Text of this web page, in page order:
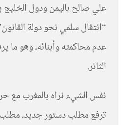
علي صالح باليمن ودول الخليج
“انتقال سلمي نحو دولة
عدم محاكمته وأبنائه، وهو ما
الثائر.
ترفع مطلب دستور جديد، مطلب